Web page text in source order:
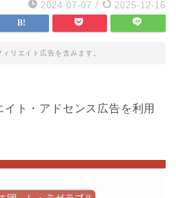
2024-07-07 / 2025-12-16
リエイト広告を含みます。
ト・アドセンス広告を利用